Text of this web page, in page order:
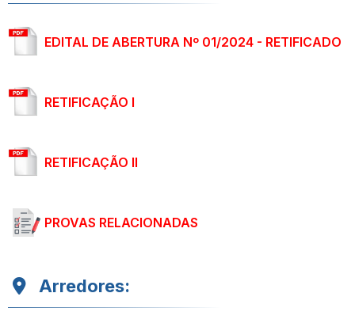
EDITAL DE ABERTURA Nº 01/2024 - RETIFICADO
RETIFICAÇÃO I
RETIFICAÇÃO II
PROVAS RELACIONADAS
Arredores: